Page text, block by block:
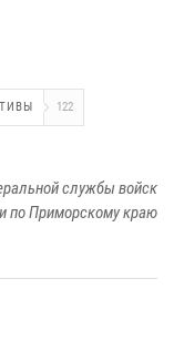
122
службы войск
по Приморскому краю